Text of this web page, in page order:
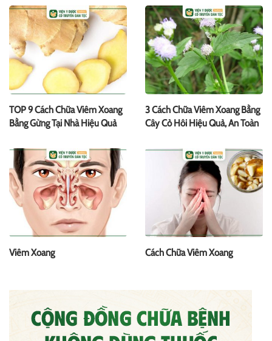
TOP 9 Cách Chữa Viêm Xoang
Bằng Gừng Tại Nhà Hiệu Quả
3 Cách Chữa Viêm Xoang Bằng
Cây Cỏ Hôi Hiệu Quả, An Toàn
Viêm Xoang Cách Chữa Viêm Xoang